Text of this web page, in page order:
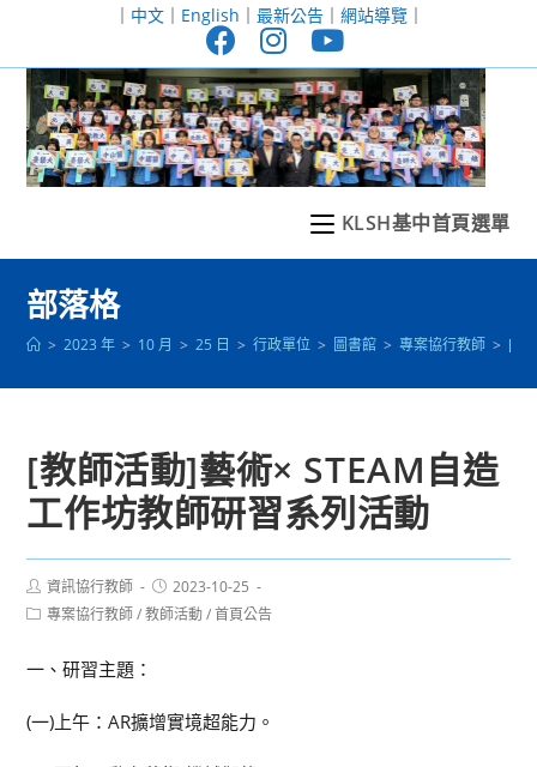
至
｜ 中文｜ English ｜ 最新公告｜ 網站導覽｜
KLSH基中首頁選單
部落格
> 2023 年 > 10 月 > 25 日 > 行政單位 > 圖書館 > 專案協行教師 > [教
[教師活動]藝術× STEAM自造
工作坊教師研習系列活動
Post
author:
資訊協行教師
Post
published:
2023-10-25
Post專案協行教師 / 教師活動 / 首頁公告
一、研習主題：
(一)上午：AR擴增實境超能力。